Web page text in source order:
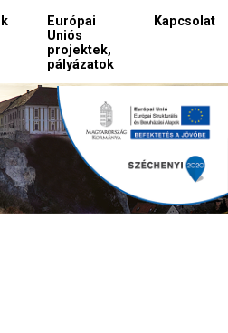
Európai
Uniós
projektek,
pályázatok
Kapcsolat